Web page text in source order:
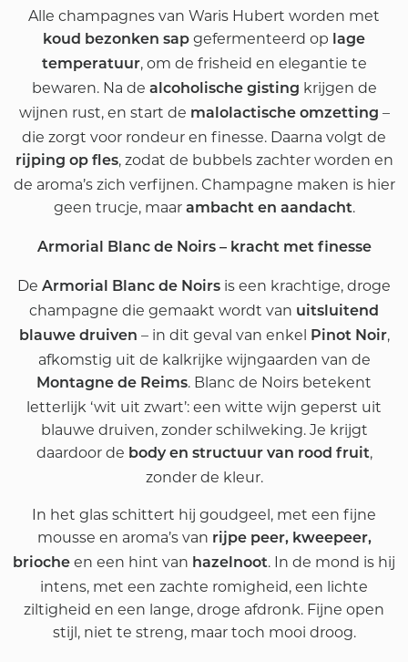
Alle champagnes van Waris Hubert worden met
koud bezonken sap gefermenteerd op
lage
temperatuur, om de frisheid en elegantie te
bewaren. Na de alcoholische gisting krijgen de
wijnen rust, en start de malolactische omzetting –
die zorgt voor rondeur en finesse. Daarna volgt de
rijping op fles, zodat de bubbels zachter worden en
de aroma’s zich verfijnen. Champagne maken is hier
geen trucje, maar ambacht en aandacht.
Armorial Blanc de Noirs – kracht met finesse
De Armorial Blanc de Noirs is een krachtige, droge
champagne die gemaakt wordt van uitsluitend
blauwe druiven – in dit geval van enkel Pinot Noir,
afkomstig uit de kalkrijke wijngaarden van de
Montagne de Reims. Blanc de Noirs betekent
letterlijk ‘wit uit zwart’: een witte wijn geperst uit
blauwe druiven, zonder schilweking. Je krijgt
daardoor de body en structuur van rood fruit,
zonder de kleur.
In het glas schittert hij goudgeel, met een fijne
mousse en aroma’s van rijpe peer, kweepeer,
brioche en een hint van hazelnoot. In de mond is hij
intens, met een zachte romigheid, een lichte
ziltigheid en een lange, droge afdronk. Fijne open
stijl, niet te streng, maar toch mooi droog.